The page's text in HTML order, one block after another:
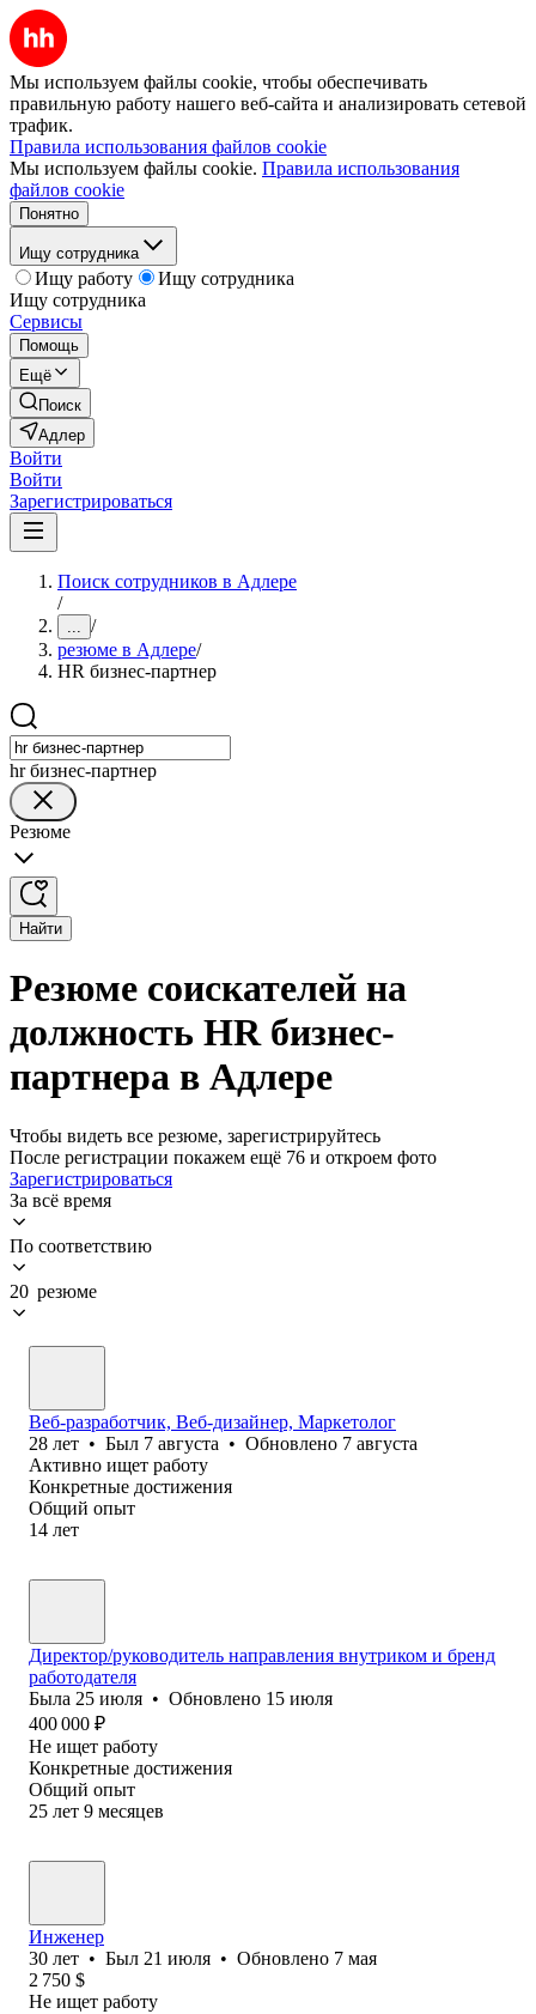
Мы используем файлы cookie, чтобы обеспечивать
правильную работу нашего веб-сайта и анализировать сетевой
трафик.
Правила использования файлов cookie
Мы используем файлы cookie. Правила использования
файлов cookie
Понятно
Ищу сотрудника
Ищу работу
Ищу сотрудника
Ищу сотрудника
Сервисы
Помощь
Ещё
Поиск
Адлер
Войти
Войти
Зарегистрироваться
Поиск сотрудников в Адлере
/
... /
резюме в Адлере/
HR бизнес-партнер
hr бизнес-партнер
Резюме
Найти
Резюме соискателей на
должность HR бизнес-
партнера в Адлере
Чтобы видеть все резюме, зарегистрируйтесь
После регистрации покажем ещё 76 и откроем фото
Зарегистрироваться
За всё время
По соответствию
20 резюме
Веб-разработчик, Веб-дизайнер, Маркетолог
28 лет • Был 7 августа • Обновлено 7 августа
Активно ищет работу
Конкретные достижения
Общий опыт
14 лет
Директор/руководитель направления внутриком и бренд
работодателя
Была 25 июля • Обновлено 15 июля
400 000 ₽
Не ищет работу
Конкретные достижения
Общий опыт
25 лет 9 месяцев
Инженер
30 лет • Был 21 июля • Обновлено 7 мая
2 750 $
Не ищет работу